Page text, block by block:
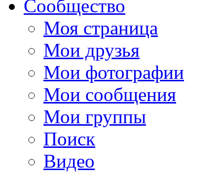
Сообщество
Моя страница
Мои друзья
Мои фотографии
Мои сообщения
Мои группы
Поиск
Видео